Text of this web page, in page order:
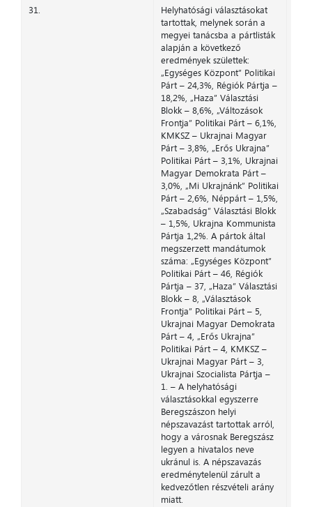
31.
Helyhatósági választásokat
tartottak, melynek során a
megyei tanácsba a pártlisták
alapján a következő
eredmények születtek:
„Egységes Központ” Politikai
Párt – 24,3%, Régiók Pártja –
18,2%, „Haza” Választási
Blokk – 8,6%, „Változások
Frontja” Politikai Párt – 6,1%,
KMKSZ – Ukrajnai Magyar
Párt – 3,8%, „Erős Ukrajna”
Politikai Párt – 3,1%, Ukrajnai
Magyar Demokrata Párt –
3,0%, „Mi Ukrajnánk” Politikai
Párt – 2,6%, Néppárt – 1,5%,
„Szabadság” Választási Blokk
– 1,5%, Ukrajna Kommunista
Pártja 1,2%. A pártok által
megszerzett mandátumok
száma: „Egységes Központ”
Politikai Párt – 46, Régiók
Pártja – 37, „Haza” Választási
Blokk – 8, „Választások
Frontja” Politikai Párt – 5,
Ukrajnai Magyar Demokrata
Párt – 4, „Erős Ukrajna”
Politikai Párt – 4, KMKSZ –
Ukrajnai Magyar Párt – 3,
Ukrajnai Szocialista Pártja –
1. – A helyhatósági
választásokkal egyszerre
Beregszászon helyi
népszavazást tartottak arról,
hogy a városnak Beregszász
legyen a hivatalos neve
ukránul is. A népszavazás
eredménytelenül zárult a
kedvezőtlen részvételi arány
miatt.